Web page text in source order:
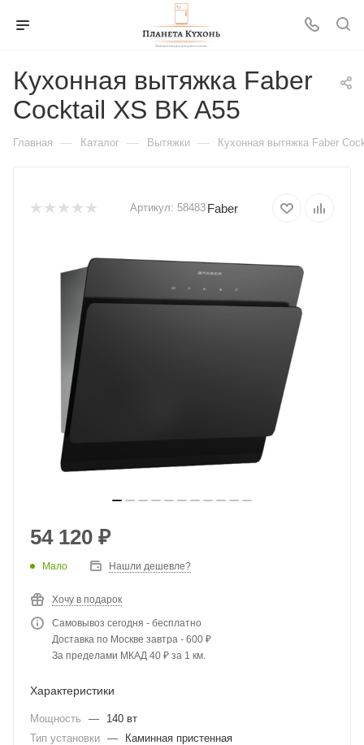
Кухонная вытяжка Faber
Cocktail XS BK A55
Главная — Каталог — Вытяжки — Кухонная вытяжка Faber
Артикул: 58483 Faber
54 120 ₽
Мало Нашли дешевле?
Хочу в подарок
Самовывоз сегодня - бесплатно
Доставка по Москве завтра - 600 ₽
За пределами МКАД 40 ₽ за 1 км.
Характеристики
Мощность —
140 вт
Тип установки —
Каминная пристенная